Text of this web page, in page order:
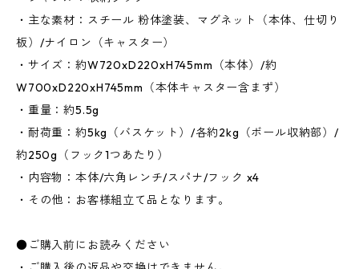
・主な素材：スチール 粉体塗装、マグネット（本体、仕切り
板）/ナイロン（キャスター）
・サイズ：約W720xD220xH745mm（本体）/約
W700xD220xH745mm（本体キャスター含まず）
・重量：約5.5g
・耐荷重：約5kg（バスケット）/各約2kg（ボール収納部）/
約250g（フック1つあたり）
・内容物：本体/六角レンチ/スパナ/フック x4
・その他：お客様組立て品となります。
●ご購入前にお読みください